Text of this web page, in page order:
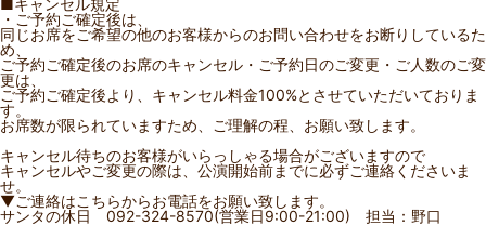
・ご予約ご確定後は、
同じお席をご希望の他のお客様からのお問い合わせをお断りしているた
め、
ご予約ご確定後のお席のキャンセル・ご予約日のご変更・ご人数のご変
更は、
ご予約ご確定後より、キャンセル料金100%とさせていただいておりま
す。
お席数が限られていますため、ご理解の程、お願い致します。
キャンセル待ちのお客様がいらっしゃる場合がございますので
キャンセルやご変更の際は、公演開始前までに必ずご連絡くださいま
せ。
▼ご連絡はこちらからお電話をお願い致します。
サンタの休日 092-324-8570(営業日9:00-21:00) 担当：野口